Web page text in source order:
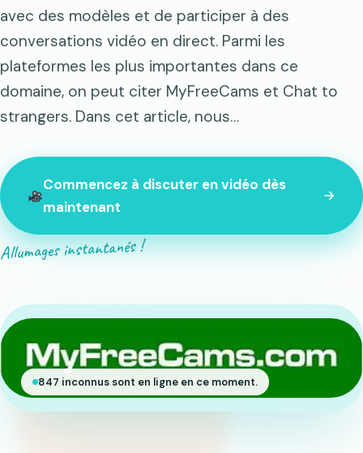
avec des modèles et de participer à des
conversations vidéo en direct. Parmi les
plateformes les plus importantes dans ce
domaine, on peut citer MyFreeCams et Chat to
strangers. Dans cet article, nous…
Commencez à discuter en vidéo dès
maintenant
Allumages instantanés !
847 inconnus sont en ligne en ce moment.